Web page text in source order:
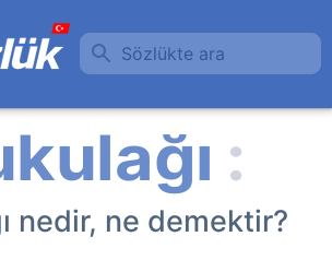
Sözlükte ara
nedir, ne demektir?